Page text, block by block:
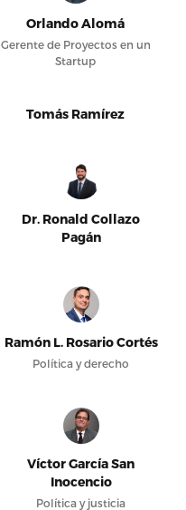
Orlando Alomá
Gerente de Proyectos en un
Startup
Tomás Ramírez
Dr. Ronald Collazo
Pagán
Ramón L. Rosario Cortés
Política y derecho
Víctor García San
Inocencio
Política y justicia